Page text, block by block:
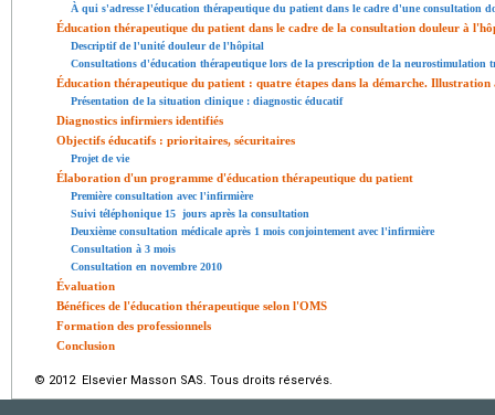
À qui s'adresse l'éducation thérapeutique du patient dans le cadre d'une consultation
Éducation thérapeutique du patient dans le cadre de la consultation douleur à
Descriptif de l'unité douleur de l'hôpital
Consultations d'éducation thérapeutique lors de la prescription de la neurostimulation
Éducation thérapeutique du patient : quatre étapes dans la démarche. Illustration
Présentation de la situation clinique : diagnostic éducatif
Diagnostics infirmiers identifiés
Objectifs éducatifs : prioritaires, sécuritaires
Projet de vie
Élaboration d'un programme d'éducation thérapeutique du patient
Première consultation avec l'infirmière
Suivi téléphonique 15 jours après la consultation
Deuxième consultation médicale après 1 mois conjointement avec l'infirmière
Consultation à 3 mois
Consultation en novembre 2010
Évaluation
Bénéfices de l'éducation thérapeutique selon l'OMS
Formation des professionnels
Conclusion
© 2012 Elsevier Masson SAS. Tous droits réservés.